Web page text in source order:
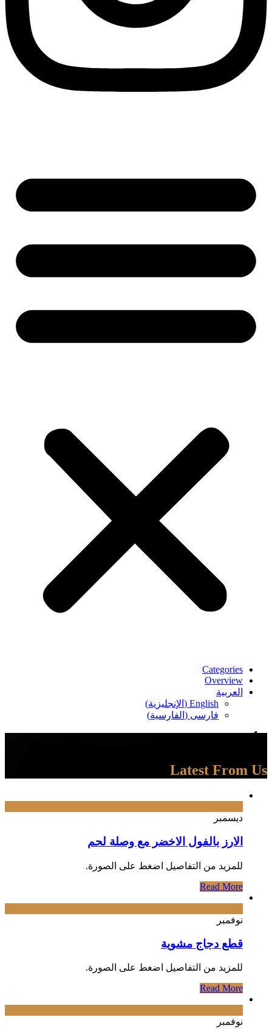
Categories
Overview
العربية
English
( الإنجليزية)
فارسی ( الفارسية)
Latest From Us
ديسمبر
الارز بالفول الاخضر مع وصلة لحم
‌للمزيد من التفاصيل اضغط على الصورة.
Read More
نوفمبر
قطع دجاج مشوية
‌للمزيد من التفاصيل اضغط على الصورة.
Read More
نوفمبر